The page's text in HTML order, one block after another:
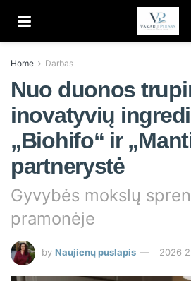
Home Darbas
Nuo duonos
inovatyvių
„Biohifo“ ir
partnerystė
Gyvybės mokslų
pramonėje
by Naujienų puslapis 2026